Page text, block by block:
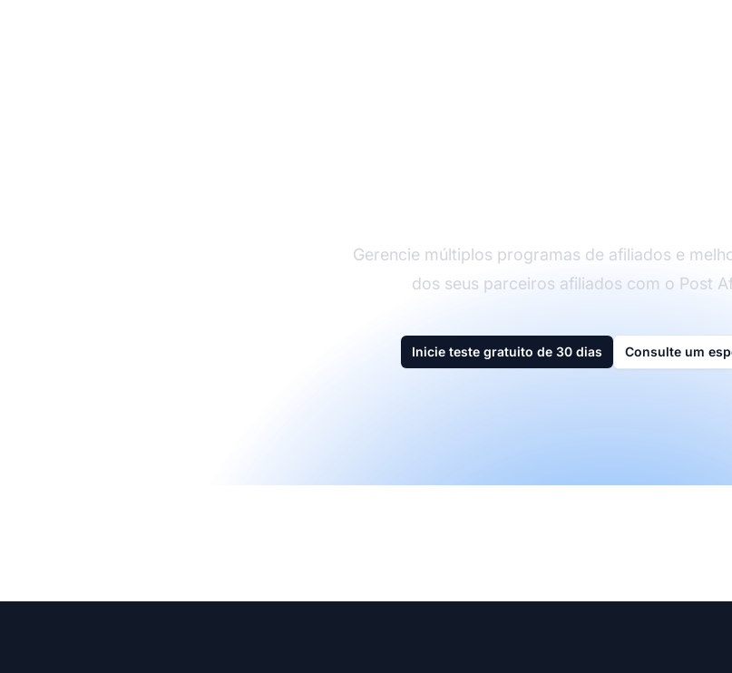
Gerencie múltiplos programas de afiliados e
dos seus parceiros afiliados com o Post
Inicie teste gratuito de 30 dias Consulte um